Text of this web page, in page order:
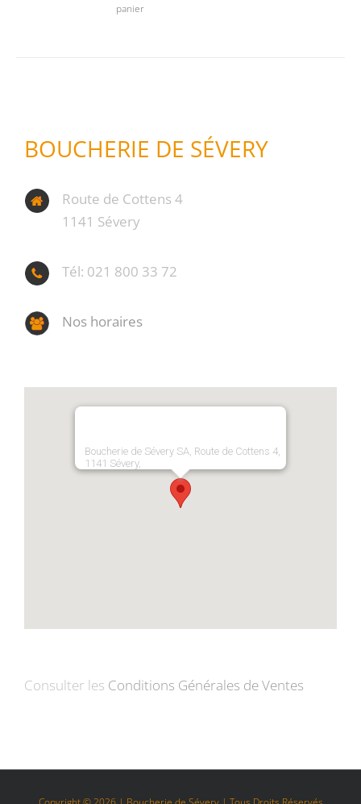
panier
BOUCHERIE DE SÉVERY
Route de Cottens 4
1141 Sévery
Tél: 021 800 33 72
Nos horaires
Boucherie de Sévery SA, Route de Cottens 4,
1141 Sévery,
Consulter les Conditions Générales de Ventes